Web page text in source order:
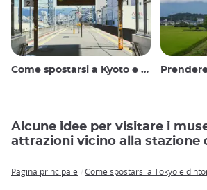
Come spostarsi a Kyoto e dintorni
Alcune idee per visitare i
attrazioni vicino alla stazione
Pagina principale Come spostarsi a Tokyo e